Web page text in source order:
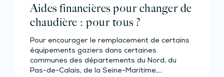
Aides financières pour changer de
chaudière : pour tous ?
Pour encourager le remplacement de certains
équipements gaziers dans certaines
communes des départements du Nord, du
Pas-de-Calais, de la Seine-Maritime,…